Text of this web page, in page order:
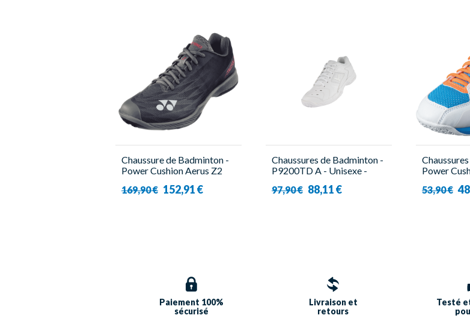
Chaussure de Badminton -
Power Cushion Aerus Z2
169,90 € 152,91 €
Chaussures de Badminton -
P9200TD A - Unisexe -
97,90 € 88,11 €
Power
53,90 €
Paiement 100%
sécurisé
Livraison et
retours
Testé